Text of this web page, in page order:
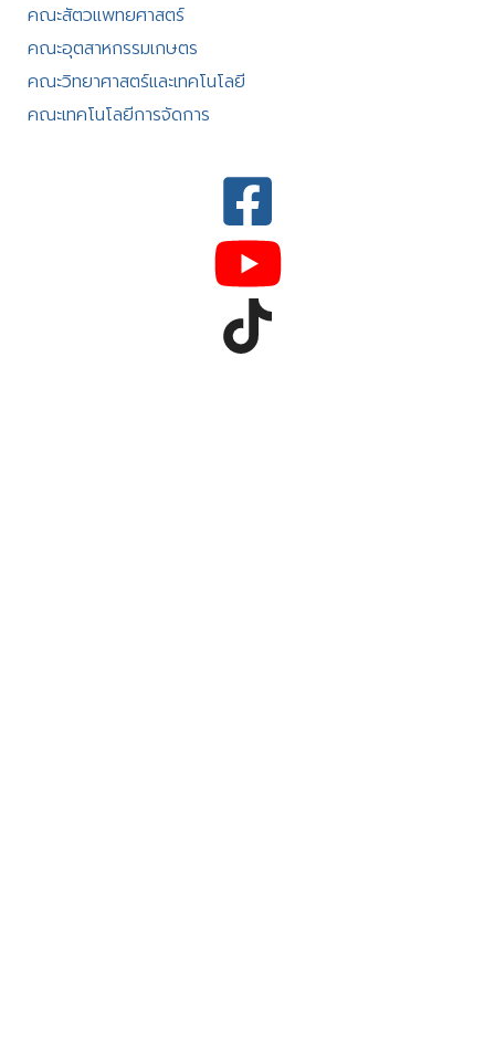
คณะสัตวแพทยศาสตร์
คณะอุตสาหกรรมเกษตร
คณะวิทยาศาสตร์และเทคโนโลยี
คณะเทคโนโลยีการจัดการ